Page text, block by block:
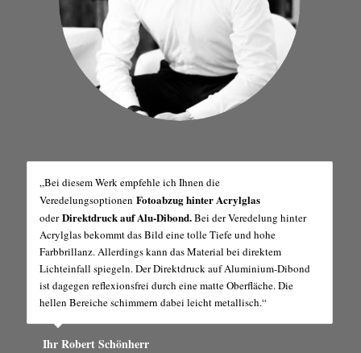
„Bei diesem Werk empfehle ich Ihnen die
Veredelungsoptionen Fotoabzug hinter Acrylglas
oderDirektdruck auf Alu-Dibond.Bei der Veredelung hinter
Acrylglas bekommt das Bild eine tolle Tiefe und hohe
Farbbrillanz. Allerdings kann das Material bei direktem
Lichteinfall spiegeln. Der Direktdruck auf Aluminium-Dibond
ist dagegen reflexionsfrei durch eine matte Oberfläche. Die
hellen Bereiche schimmern dabei leicht metallisch.“
Ihr Robert Schönherr